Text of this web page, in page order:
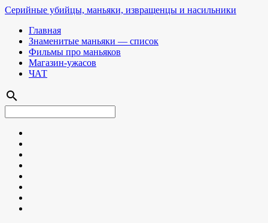
Серийные убийцы, маньяки, извращенцы и насильники
Главная
Знаменитые маньяки — список
Фильмы про маньяков
Магазин-ужасов
ЧАТ
search